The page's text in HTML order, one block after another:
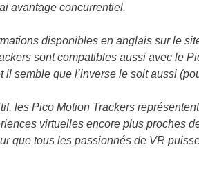
avantage concurrentiel.
disponibles en anglais sur le
sont compatibles aussi avec le
semble que l’inverse le soit aussi
les Pico Motion Trackers
virtuelles encore plus proches
que tous les passionnés de VR